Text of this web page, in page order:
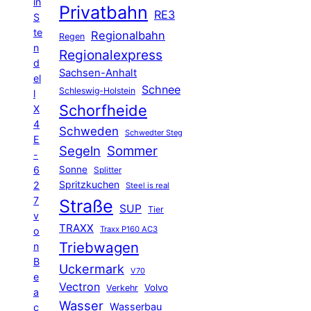
S
te
n
d
el
l
X
4
E
-
6
2
7
v
o
n
B
e
a
c
Privatbahn RE3
Regen Regionalbahn
Regionalexpress
Sachsen-Anhalt
Schleswig-Holstein Schnee
Schorfheide
Schweden Schwedter Steg
Segeln Sommer
Sonne Splitter
Spritzkuchen Steel is real
Straße SUP Tier
TRAXX Traxx P160 AC3
Triebwagen
Uckermark V70
Vectron Verkehr Volvo
Wasser Wasserbau